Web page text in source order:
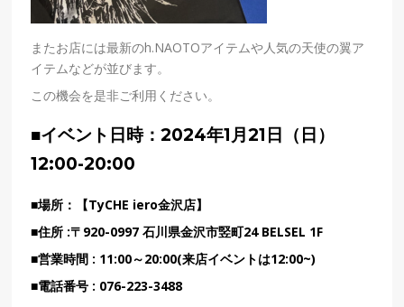
またお店には最新のh.NAOTOアイテムや人気の天使の翼ア
イテムなどが並びます。
この機会を是非ご利用ください。
■イベント日時：2024年1月21日（日）
12:00-20:00
■場所：
【TyCHE iero金沢店】
■住所 :〒 920-0997石川県金沢市竪町24 BELSEL 1F
■営業時間 : 11:00～20:00(来店イベントは12:00~)
■電話番号 : 076-223-3488